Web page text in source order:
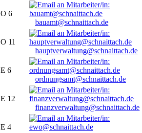
O 6
bauamt@schnaittach.de
O 11
hauptverwaltung@schnaittach.de
E 6
ordnungsamt@schnaittach.de
E 12
finanzverwaltung@schnaittach.de
E 4